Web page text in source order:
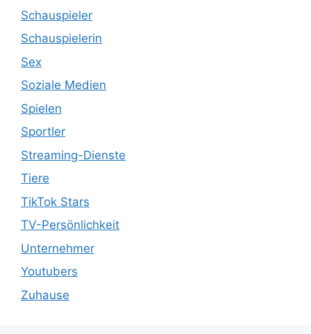
Schauspieler
Schauspielerin
Sex
Soziale Medien
Spielen
Sportler
Streaming-Dienste
Tiere
TikTok Stars
TV-Persönlichkeit
Unternehmer
Youtubers
Zuhause